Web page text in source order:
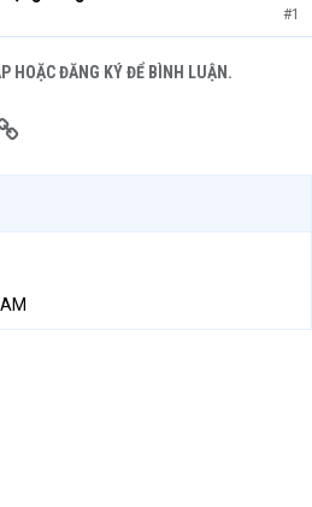
#1
HOẶC ĐĂNG KÝ ĐỂ BÌNH LUẬN.